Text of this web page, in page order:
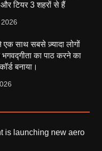
और टियर 3 शहरों से हैं
एक साथ सबसे ज़्यादा लोगों
भगवद्गीता का पाठ करने का
बनाया।
is launching new aero